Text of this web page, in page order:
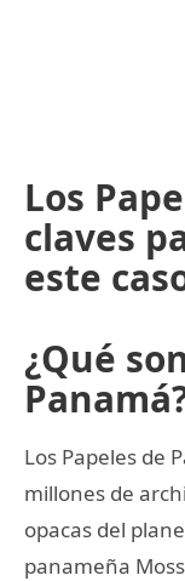
Los
claves
este
¿Qué
Los Papeles de
millones de
opacas del
panameña